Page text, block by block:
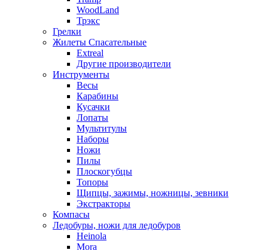
WoodLand
Трэкс
Грелки
Жилеты Спасательные
Extreal
Другие производители
Инструменты
Весы
Карабины
Кусачки
Лопаты
Мультитулы
Наборы
Ножи
Пилы
Плоскогубцы
Топоры
Щипцы, зажимы, ножницы, зевники
Экстракторы
Компасы
Ледобуры, ножи для ледобуров
Heinola
Mora